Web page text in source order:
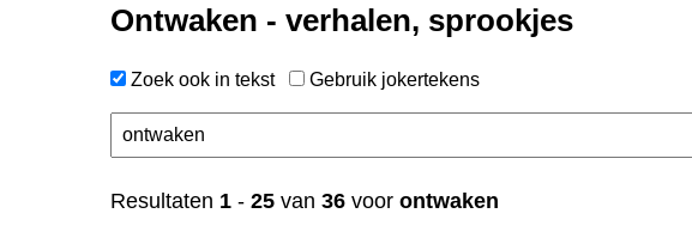
Ontwaken - verhalen, sprookjes
Zoek ook in tekst Gebruik jokertekens
Resultaten 1 - 25 van 36 voor ontwaken